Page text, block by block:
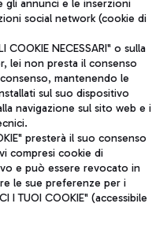
a direzione e
di Roma 13032990155 P.
1 - 00054 Fiumicino (RM)
gli annunci e le inserzioni
social network (cookie di
COOKIE NECESSARI" o sulla
lei non presta il consenso
mantenendo le
sul suo dispositivo
navigazione sul sito web e i
presterà il suo consenso
compresi cookie di
e può essere revocato in
le sue preferenze per i
I TUOI COOKIE" (accessibile